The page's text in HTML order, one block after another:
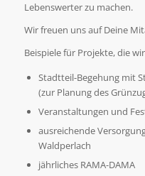
Lebenswerter zu machen.
Wir freuen uns auf Deine
Beispiele für Projekte, die
Stadtteil-Begehung mit
(zur Planung des
Veranstaltungen und
ausreichende
Waldperlach
jährliches RAMA-DAMA